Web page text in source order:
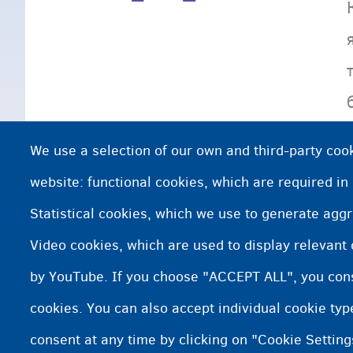
We use a selection of our own and third-party
website: functional cookies, which are required
Statistical cookies, which we use to generate
Video cookies, which are used to display
by YouTube. If you choose "ACCEPT ALL", you
cookies. You can also accept individual cookie
consent at any time by clicking on "Cookie